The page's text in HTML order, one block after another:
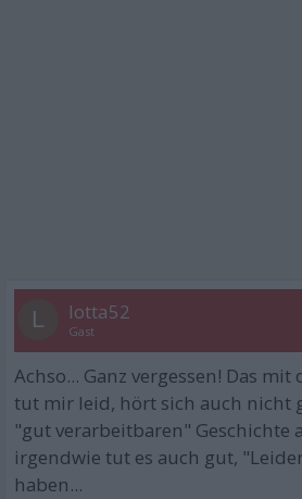
L lotta52
Gast
Achso... Ganz vergessen! Das
tut mir leid, hört sich auch nicht
"gut verarbeitbaren" Geschichte
irgendwie tut es auch gut,
haben...